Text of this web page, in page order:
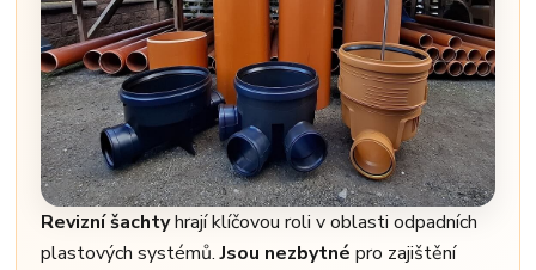
Revizní šachtyhrají klíčovou roli v oblasti odpadních
plastových systémů.Jsou nezbytné pro zajištění